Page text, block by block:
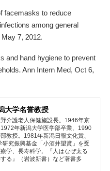
facemasks to reduce
among general
7, 2012.
and hand hygiene to prevent
Ann Intern Med, Oct 6,
大学名誉教授
介護老人保健施設長。1946年京
年新潟大学医学部卒業、1990
教授。1981年新潟日報文化賞、
究振興基金「小酒井望賞」を受
学、長寿科学。『人はなぜ太る
る』（岩波新書）など著書多